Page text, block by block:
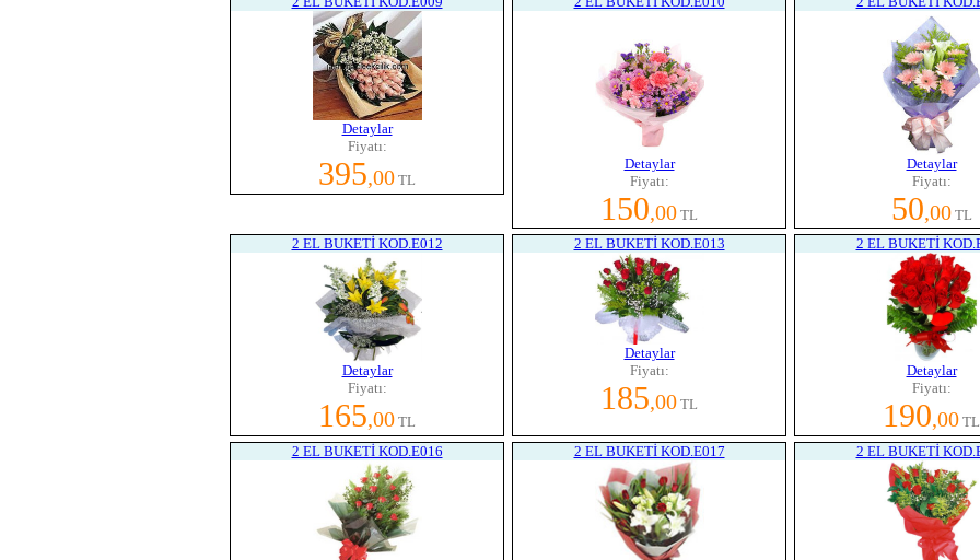
Detaylar
Fiyatı:
395,00 TL
Detaylar
Fiyatı:
150,00 TL
Detaylar
Fiyatı:
50,00TL
2 EL BUKETİ KOD.E012
Detaylar
Fiyatı:
165,00 TL
2 EL BUKETİ KOD.E013
Detaylar
Fiyatı:
185,00 TL
2 EL BUKETİ
Detaylar
Fiyatı:
190,00 TL
2 EL BUKETİ KOD.E016
2 EL BUKETİ KOD.E017 2 EL BUKETİ